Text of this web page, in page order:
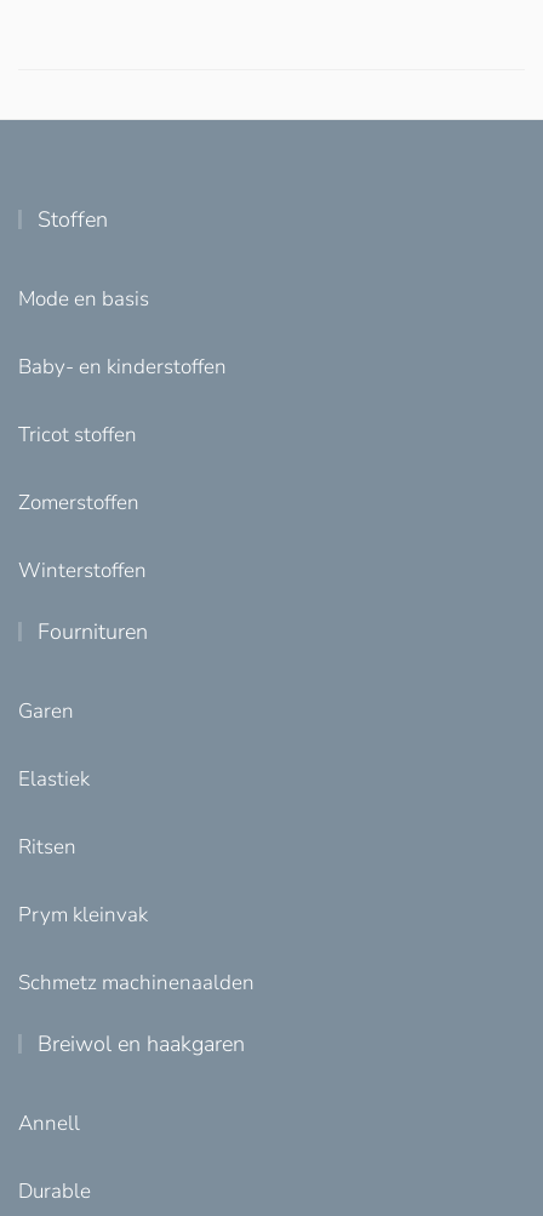
Stoffen
Mode en basis
Baby- en kinderstoffen
Tricot stoffen
Zomerstoffen
Winterstoffen
Fournituren
Garen
Elastiek
Ritsen
Prym kleinvak
Schmetz machinenaalden
Breiwol en haakgaren
Annell
Durable